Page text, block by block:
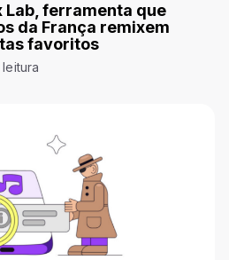
Lab, ferramenta que
da França remixem
favoritos